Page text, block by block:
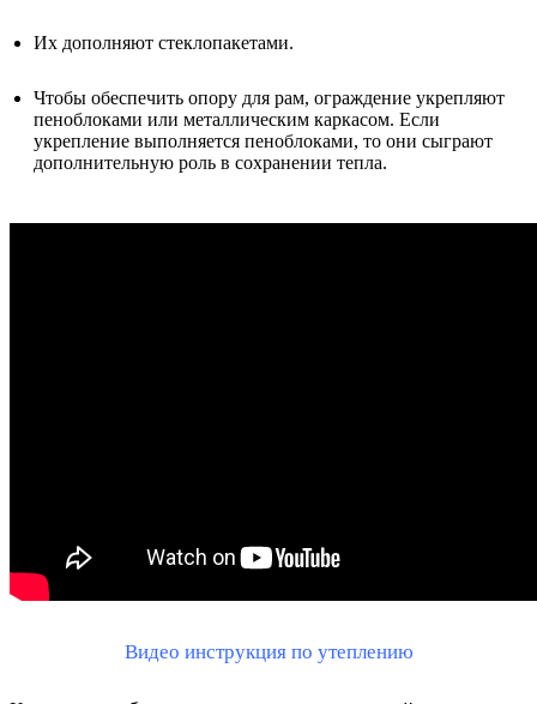
Их дополняют стеклопакетами.
Чтобы обеспечить опору для рам, ограждение укрепляют
пеноблоками или металлическим каркасом. Если
укрепление выполняется пеноблоками, то они сыграют
дополнительную роль в сохранении тепла.
Видео инструкция по утеплению